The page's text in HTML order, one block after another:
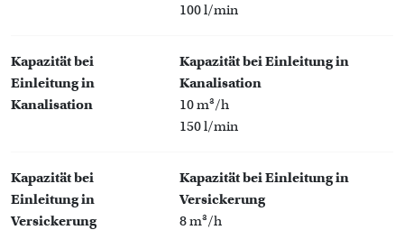
100 l/min
Kapazität bei
Einleitung in
Kanalisation
Kapazität bei Einleitung in
Kanalisation
10 m³/h
150 l/min
Kapazität bei
Einleitung in
Versickerung
Kapazität bei Einleitung in
Versickerung
8 m³/h